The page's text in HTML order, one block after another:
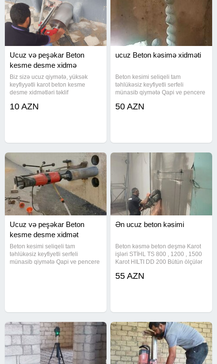
Ucuz və peşəkar Beton
kesme desme xidmə
Biz sizə ucuz qiymətə, yüksək
keyfiyyətli karot beton kesme
desme xidmətləri təklif
regionunda obyekt mənzil
10 AZN
ucuz Beton kəsimə xidməti
Beton kesimi seliqeli tam
təhlükəsiz keyfiyetli serfeli
münasib qiymətə Qapi ve pencere
arakesmelerin monolit ve
50 AZN
Ucuz və peşəkar Beton
kesme desme xidmət
Beton kesimi seliqeli tam
təhlükəsiz keyfiyetli serfeli
münasib qiymətə Qapi ve pencere
Ən ucuz beton kəsimi
Beton kəsmə beton deşmə Karot
işləri STİHL TS 800 , 1200 , 1500
Karot HILTI DD 200 Bütün ölçülər
55 AZN